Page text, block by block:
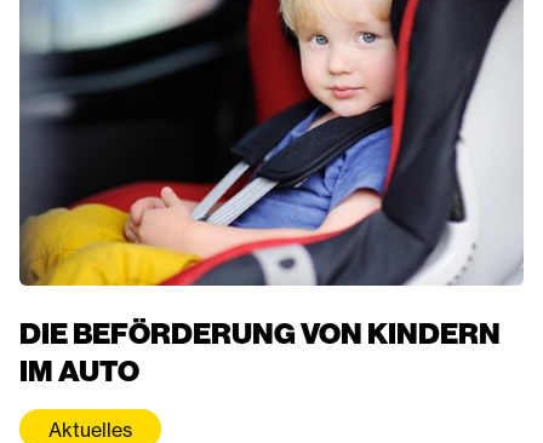
DIE BEFÖRDERUNG VON KINDERN
IM AUTO
Aktuelles